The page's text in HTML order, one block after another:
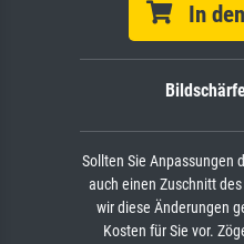
In den
Sollten Sie Anpassungen
auch einen Zuschnitt
wir diese Änderungen
Kosten für Sie vor.